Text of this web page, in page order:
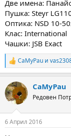
Две имена:
Пушка: Steyr
Оптика: NSD 10-
Клас: International
Чашки: JSB Exact
R
e
c
t
i
s
CaMyPau и
CaMyPau
Редовен
6 Април 2016